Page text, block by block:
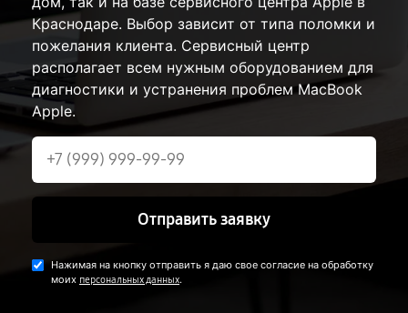
Краснодаре. Выбор зависит от типа поломки и
пожелания клиента. Сервисный центр
располагает всем нужным оборудованием для
диагностики и устранения проблем MacBook
Apple.
Отправить заявку
Нажимая на кнопку отправить я даю свое согласие на обработку
моих персональных данных.